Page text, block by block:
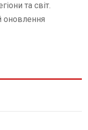
та світ.
оновлення